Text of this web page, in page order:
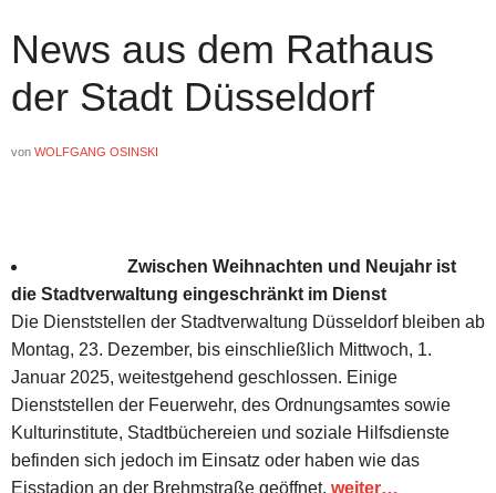
News aus dem Rathaus
der Stadt Düsseldorf
von WOLFGANG OSINSKI
Zwischen Weihnachten und Neujahr ist
die Stadtverwaltung eingeschränkt im Dienst
Die Dienststellen der Stadtverwaltung Düsseldorf bleiben ab
Montag, 23. Dezember, bis einschließlich Mittwoch, 1.
Januar 2025, weitestgehend geschlossen. Einige
Dienststellen der Feuerwehr, des Ordnungsamtes sowie
Kulturinstitute, Stadtbüchereien und soziale Hilfsdienste
befinden sich jedoch im Einsatz oder haben wie das
Eisstadion an der Brehmstraße geöffnet. weiter…